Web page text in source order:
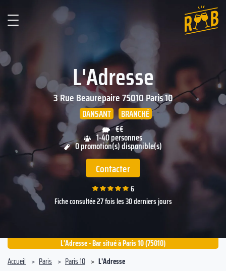
L'Adresse
3 Rue Beaurepaire75010Paris 10
DANSANT
BRANCHÉ
€€
1-40 personnes
0 promotion(s) disponible(s)
Contacter
6
Fiche consultée 27 fois les 30 derniers jours
L'Adresse - Bar situé à Paris 10 (75010)
Accueil
Paris Paris 10 L'Adresse